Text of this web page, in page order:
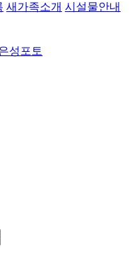
새가족소개 시설물안내
성포토